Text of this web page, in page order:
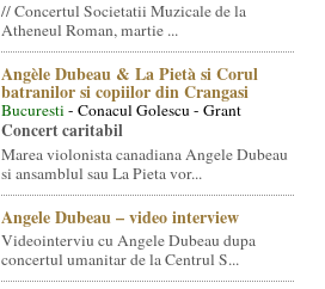
// Concertul Societatii Muzicale de la
Atheneul Roman, martie ...
Angèle Dubeau & La Pietà si Corul
batranilor si copiilor din Crangasi
Bucuresti- Conacul Golescu - Grant
Concert caritabil
Marea violonista canadiana Angele Dubeau
si ansamblul sau La Pieta vor...
Angele Dubeau – video interview
Videointerviu cu Angele Dubeau dupa
concertul umanitar de la Centrul S...